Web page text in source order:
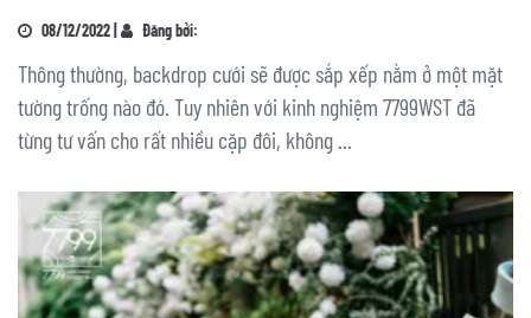
08/12/2022 | Đăng bởi:
Thông thường, backdrop cưới sẽ được sắp xếp nằm ở một mặt
tường trống nào đó. Tuy nhiên với kinh nghiệm 7799WST đã
từng tư vấn cho rất nhiều cặp đôi, không ...